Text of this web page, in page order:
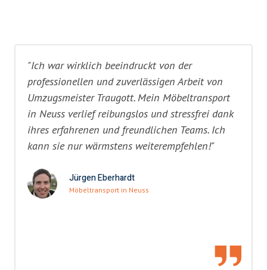
"Ich war wirklich beeindruckt von der
professionellen und zuverlässigen Arbeit von
Umzugsmeister Traugott. Mein Möbeltransport
in Neuss verlief reibungslos und stressfrei dank
ihres erfahrenen und freundlichen Teams. Ich
kann sie nur wärmstens weiterempfehlen!"
Jürgen Eberhardt
Möbeltransport in Neuss